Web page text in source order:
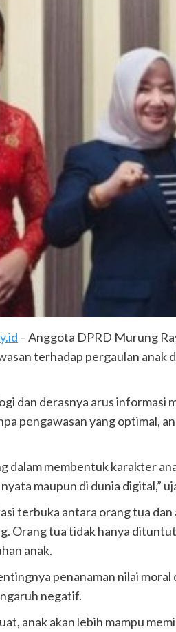
– Anggota DPRD Murung
terhadap pergaulan anak
dan derasnya arus informasi
pengawasan yang optimal,
dalam membentuk karakter
maupun di dunia digital,”
terbuka antara orang tua
Orang tua tidak hanya
anak.
penanaman nilai moral
negatif.
anak akan lebih mampu